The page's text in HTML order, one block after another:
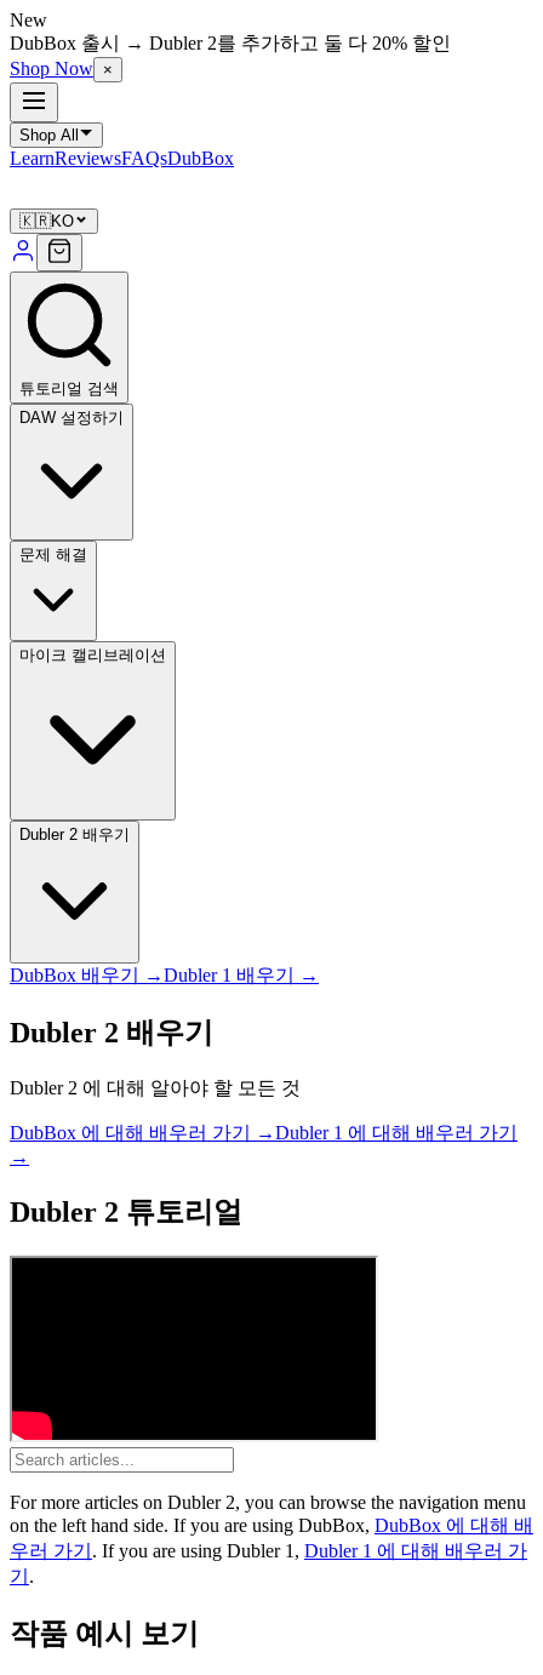
New
DubBox 출시 → Dubler 2를 추가하고 둘 다 20% 할인
Shop Now ×
Shop All
LearnReviewsFAQsDubBox
🇰🇷KO
튜토리얼 검색
DAW 설정하기
문제 해결
마이크 캘리브레이션
Dubler 2 배우기
DubBox 배우기 →Dubler 1 배우기 →
Dubler 2 배우기
Dubler 2 에 대해 알아야 할 모든 것
DubBox 에 대해 배우러 가기 →Dubler 1 에 대해 배우러 가기
→
Dubler 2 튜토리얼
For more articles on Dubler 2, you can browse the navigation menu
on the left hand side. If you are using DubBox, DubBox 에 대해 배
우러 가기 . If you are using Dubler 1 , Dubler 1 에 대해 배우러 가
기 .
작품 예시 보기